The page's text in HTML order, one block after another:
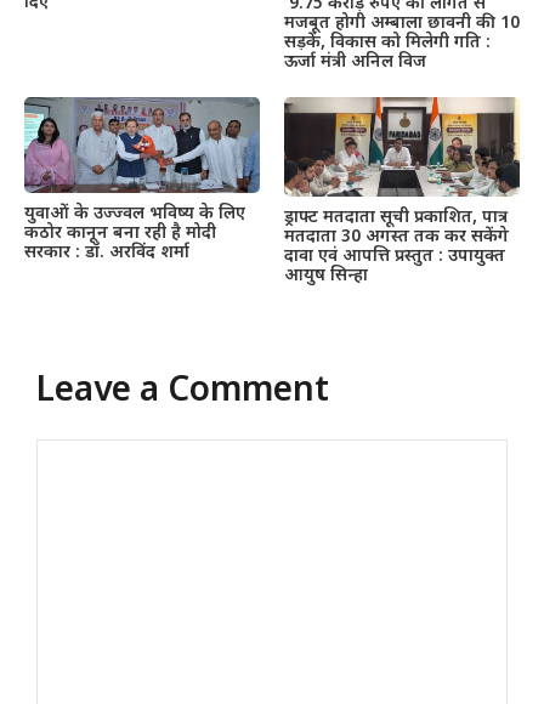
मजबूत होगी अम्बाला छावनी की 10
सड़कें, विकास को मिलेगी गति :
ऊर्जा मंत्री अनिल विज
युवाओं के उज्ज्वल भविष्य के लिए
कठोर कानून बना रही है मोदी
सरकार : डॉ. अरविंद शर्मा
ड्राफ्ट मतदाता सूची प्रकाशित, पात्र
मतदाता 30 अगस्त तक कर सकेंगे
दावा एवं आपत्ति प्रस्तुत : उपायुक्त
आयुष सिन्हा
Leave a Comment